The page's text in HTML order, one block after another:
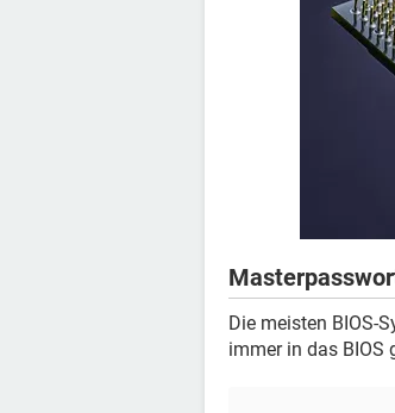
Die meisten BIOS-
immer in das BIOS